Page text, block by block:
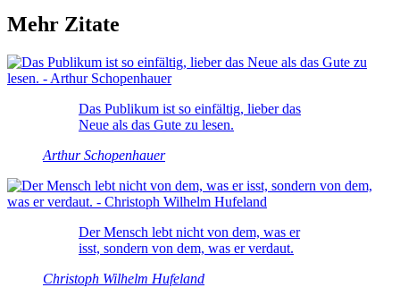
Mehr Zitate
Das Publikum ist so einfältig, lieber das
Neue als das Gute zu lesen.
Arthur Schopenhauer
Der Mensch lebt nicht von dem, was er
isst, sondern von dem, was er verdaut.
Christoph Wilhelm Hufeland